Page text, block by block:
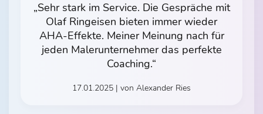
„Sehr stark im Service. Die Gespräche mit
Olaf Ringeisen bieten immer wieder
AHA-Effekte. Meiner Meinung nach für
jeden Malerunternehmer das perfekte
Coaching.“
17.01.2025 | von Alexander Ries